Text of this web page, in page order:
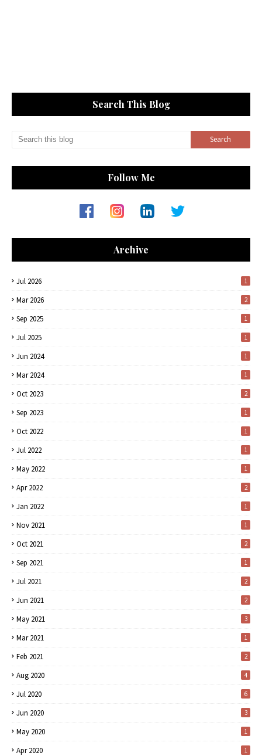
Search This Blog
Follow Me
Archive
Jul 2026 1
Mar 2026 2
Sep 2025 1
Jul 2025 1
Jun 2024 1
Mar 2024 1
Oct 2023 2
Sep 2023 1
Oct 2022 1
Jul 2022 1
May 2022 1
Apr 2022 2
Jan 2022 1
Nov 2021 1
Oct 2021 2
Sep 2021 1
Jul 2021 2
Jun 2021 2
May 2021 3
Mar 2021 1
Feb 2021 2
Aug 2020 4
Jul 2020 6
Jun 2020 3
May 2020 1
Apr 2020 1